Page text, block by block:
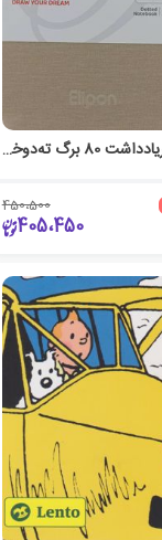
دفتریادداشت 80 برگ ته‌دوخت گالینگور(الیپون) - کرم
450،500
405،450